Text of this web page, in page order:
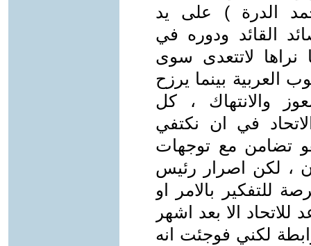
الدرة ) على يد
القائد ودوره في
نراها لاتتعدى سوى
العربية بينما يرزح
والانتهاك ، كل
في ان نكتفي
تضامن مع توجهات
، لكن اصرار رئيس
للتفكير بالامر او
الا بعد اشهر
لكني فوجئت انه